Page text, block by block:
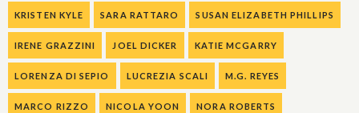
KRISTEN KYLE SARA RATTARO SUSAN ELIZABETH PHILLIPS
IRENE GRAZZINI JOEL DICKER KATIE MCGARRY
LORENZA DI SEPIO LUCREZIA SCALI M.G. REYES
MARCO RIZZO NICOLA YOON NORA ROBERTS